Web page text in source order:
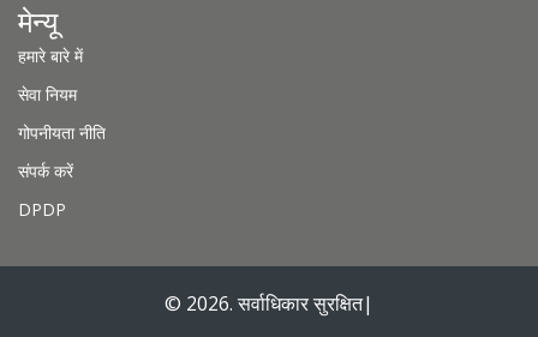
मेन्यू
हमारे बारे में
सेवा नियम
गोपनीयता नीति
संपर्क करें
DPDP
© 2026. सर्वाधिकार सुरक्षित|